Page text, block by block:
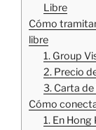
Libre
Cómo
libre
1. Group
2. Precio
3. Carta
Cómo
1. En Hong